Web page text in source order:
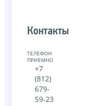
Контакты
ТЕЛЕФОН
ПРИЕМНОЙ:
+7
(812)
679-
59-23